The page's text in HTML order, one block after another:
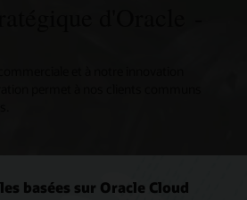
basées sur Oracle Cloud